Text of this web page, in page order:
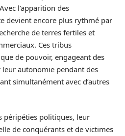
l’apparition des
devient encore plus rythmé par
de terres fertiles et
Ces tribus
de pouvoir, engageant des
autonomie pendant des
simultanément avec d’autres
péripéties politiques, leur
de conquérants et de victimes